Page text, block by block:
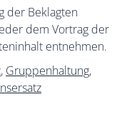
der Beklagten
dem Vortrag der
entnehmen.
, Gruppenhaltung,